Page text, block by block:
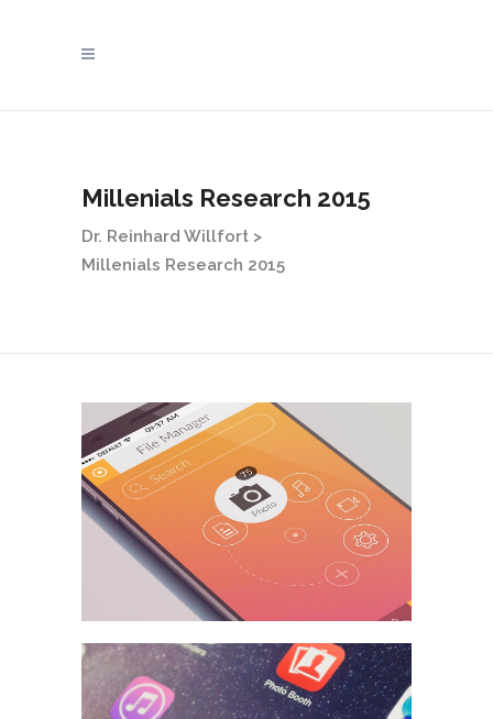
Millenials Research 2015
Dr. Reinhard Willfort >
Millenials Research 2015